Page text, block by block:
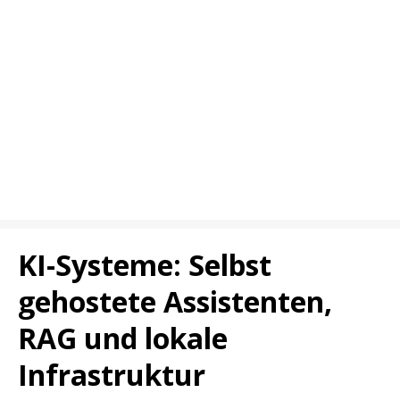
KI-Systeme: Selbst
gehostete Assistenten,
RAG und lokale
Infrastruktur